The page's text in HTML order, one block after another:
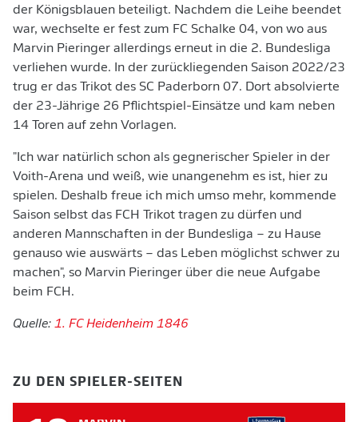
der Königsblauen beteiligt. Nachdem die Leihe beendet
war, wechselte er fest zum FC Schalke 04, von wo aus
Marvin Pieringer allerdings erneut in die 2. Bundesliga
verliehen wurde. In der zurückliegenden Saison 2022/23
trug er das Trikot des SC Paderborn 07. Dort absolvierte
der 23-Jährige 26 Pflichtspiel-Einsätze und kam neben
14 Toren auf zehn Vorlagen.
"Ich war natürlich schon als gegnerischer Spieler in der
Voith-Arena und weiß, wie unangenehm es ist, hier zu
spielen. Deshalb freue ich mich umso mehr, kommende
Saison selbst das FCH Trikot tragen zu dürfen und
anderen Mannschaften in der Bundesliga – zu Hause
genauso wie auswärts – das Leben möglichst schwer zu
machen", so Marvin Pieringer über die neue Aufgabe
beim FCH.
Quelle: 1. FC Heidenheim 1846
ZU DEN SPIELER-SEITEN